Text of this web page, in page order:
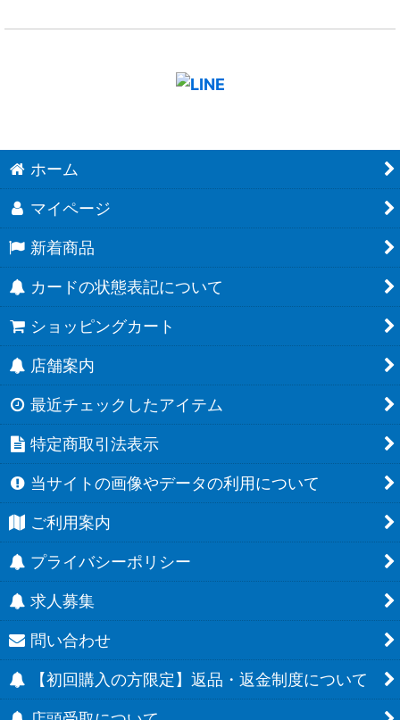
ホーム
マイページ
新着商品
カードの状態表記について
ショッピングカート
店舗案内
最近チェックしたアイテム
特定商取引法表示
当サイトの画像やデータの利用について
ご利用案内
プライバシーポリシー
求人募集
問い合わせ
【初回購入の方限定】返品・返金制度について